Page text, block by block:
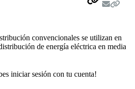
convencionales se utilizan en
de energía eléctrica en media
iniciar sesión con tu cuenta!